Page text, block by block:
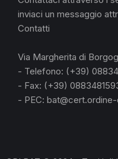
inviaci un messaggio
Contatti
Via Margherita di
- Telefono: (+39)
- Fax: (+39)
- PEC: